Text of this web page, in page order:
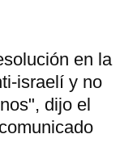
en la
israelí y no
dijo el